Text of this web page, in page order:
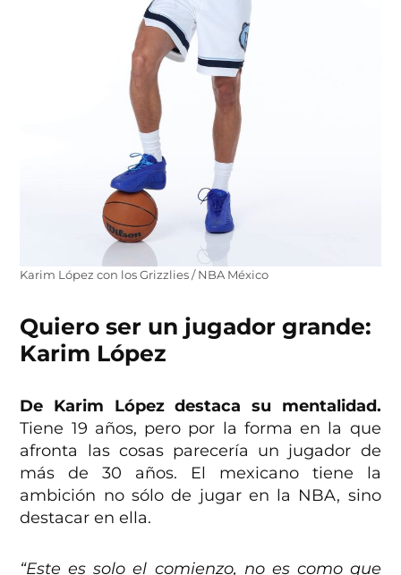
Karim López con los Grizzlies / NBA México
Quiero ser un jugador grande:
Karim López
De Karim López destaca su mentalidad.
Tiene 19 años, pero por la forma en la que
afronta las cosas parecería un jugador de
más de 30 años. El mexicano tiene la
ambición no sólo de jugar en la NBA, sino
destacar en ella.
“Este es solo el comienzo, no es como que